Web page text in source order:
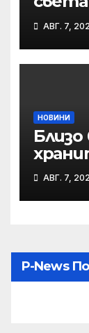
Video
АВГ. 7,
НОВИНИ
АВГ. 7,
P-News